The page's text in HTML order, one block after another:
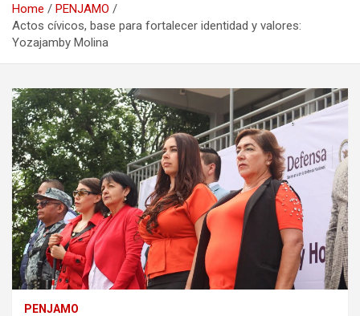
Home
PENJAMO
Actos cívicos, base para fortalecer identidad y valores:
Yozajamby Molina
PENJAMO